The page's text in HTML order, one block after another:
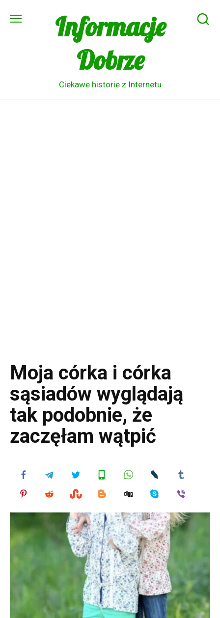
Informacje
Dobrze
Ciekawe historie z Internetu
Moja córka i córka
sąsiadów wyglądają
tak podobnie, że
zaczęłam wątpić